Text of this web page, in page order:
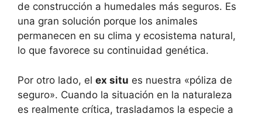
de construcción a humedales más seguros. Es
una gran solución porque los animales
permanecen en su clima y ecosistema natural,
lo que favorece su continuidad genética.
Por otro lado, el ex situ es nuestra «póliza de
seguro». Cuando la situación en la naturaleza
es realmente crítica, trasladamos la especie a